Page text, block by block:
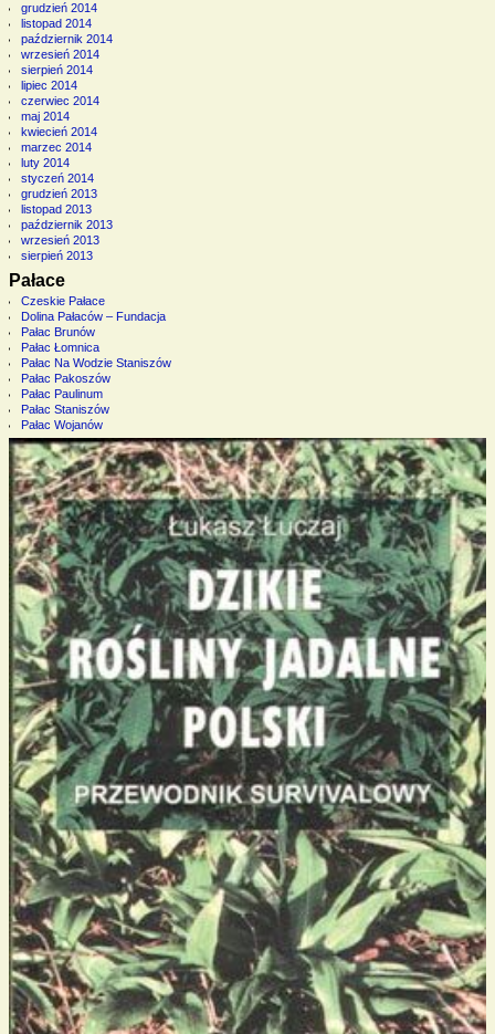
grudzień 2014
listopad 2014
październik 2014
wrzesień 2014
sierpień 2014
lipiec 2014
czerwiec 2014
maj 2014
kwiecień 2014
marzec 2014
luty 2014
styczeń 2014
grudzień 2013
listopad 2013
październik 2013
wrzesień 2013
sierpień 2013
Pałace
Czeskie Pałace
Dolina Pałaców – Fundacja
Pałac Brunów
Pałac Łomnica
Pałac Na Wodzie Staniszów
Pałac Pakoszów
Pałac Paulinum
Pałac Staniszów
Pałac Wojanów